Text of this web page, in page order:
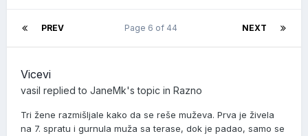
PREV NEXT
Page 6 of 44
Vicevi
vasil replied to JaneMk's topic in Razno
Tri žene razmišljale kako da se reše muževa. Prva je živela
na 7. spratu i gurnula muža sa terase, dok je padao, samo se